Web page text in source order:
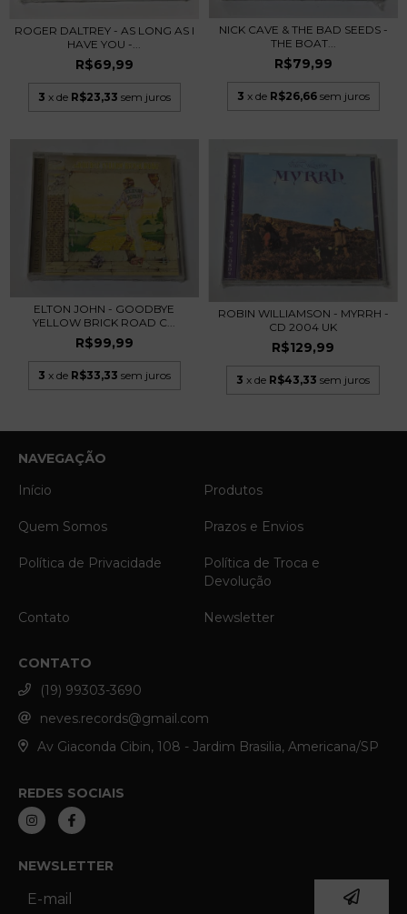
ROGER DALTREY - AS LONG AS I
HAVE YOU -...
R$69,99
3 x de R$23,33 sem juros
NICK CAVE & THE BAD SEEDS -
THE BOAT...
R$79,99
3 x de R$26,66 sem juros
ELTON JOHN - GOODBYE
YELLOW BRICK ROAD C...
R$99,99
3 x de R$33,33 sem juros
ROBIN WILLIAMSON - MYRRH -
CD 2004 UK
R$129,99
3 x de R$43,33 sem juros
NAVEGAÇÃO
Início
Produtos
Quem Somos Prazos e Envios
Política de Privacidade
Política de Troca e
Devolução
Contato Newsletter
CONTATO
(19) 99303-3690
neves.records@gmail.com
Av Giaconda Cibin, 108 - Jardim Brasilia, Americana/SP
REDES SOCIAIS
NEWSLETTER